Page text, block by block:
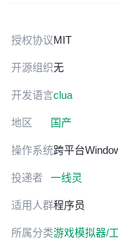
授权协议MIT
开源组织无
开发语言clua
地区 国产
操作系统跨平台
投递者 一线灵
适用人群程序员
所属分类游戏模拟器/